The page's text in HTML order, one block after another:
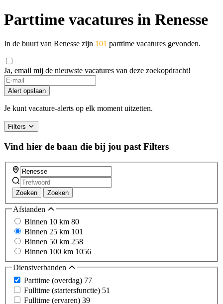
Parttime vacatures in Renesse
In de buurt van Renesse zijn 101 parttime vacatures gevonden.
Ja, email mij de nieuwste vacatures van deze zoekopdracht!
If
you
are
a
ignore
this
field
Alert opslaan
Je kunt vacature-alerts op elk moment uitzetten.
Filters
Vind hier de baan die bij jou past Filters
Zoeken Zoeken
Afstanden
Binnen 10 km 80
Binnen 25 km 101
Binnen 50 km 258
Binnen 100 km 1056
Dienstverbanden
Parttime (overdag) 77
Fulltime (startersfunctie) 51
Fulltime (ervaren) 39